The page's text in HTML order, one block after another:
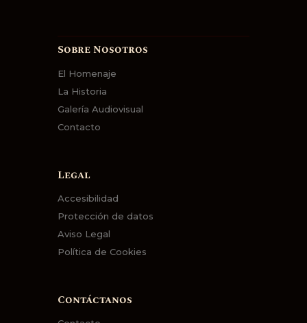
Sobre Nosotros
El Homenaje
La Historia
Galería Audiovisual
Contacto
Legal
Accesibilidad
Protección de datos
Aviso Legal
Política de Cookies
Contáctanos